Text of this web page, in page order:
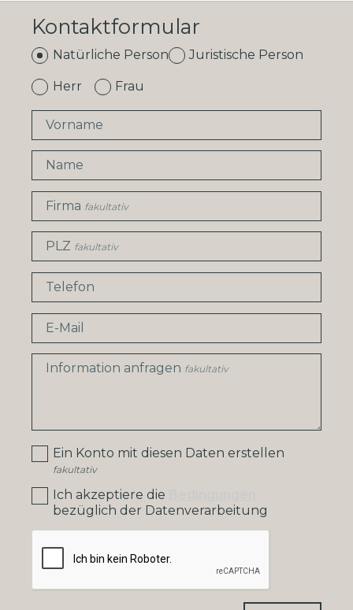
Kontaktformular
Natürliche Person Juristische Person
Herr Frau
Vorname
Name
Firma fakultativ
PLZ fakultativ
Telefon
E-Mail
Information anfragen fakultativ
Ein Konto mit diesen Daten erstellen
fakultativ
Ich akzeptiere die
bezüglich der Datenverarbeitung